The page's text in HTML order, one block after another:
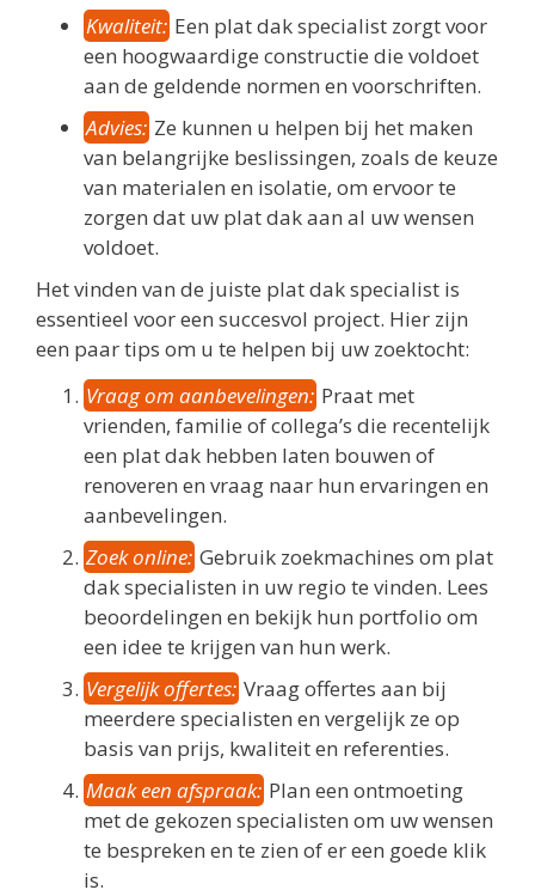
Kwaliteit: Een plat dak specialist zorgt voor
een hoogwaardige constructie die voldoet
aan de geldende normen en voorschriften.
Advies: Ze kunnen u helpen bij het maken
van belangrijke beslissingen, zoals de keuze
van materialen en isolatie, om ervoor te
zorgen dat uw plat dak aan al uw wensen
voldoet.
Het vinden van de juiste plat dak specialist is
essentieel voor een succesvol project. Hier zijn
een paar tips om u te helpen bij uw zoektocht:
Vraag om aanbevelingen: Praat met
vrienden, familie of collega’s die recentelijk
een plat dak hebben laten bouwen of
renoveren en vraag naar hun ervaringen en
aanbevelingen.
Zoek online: Gebruik zoekmachines om plat
dak specialisten in uw regio te vinden. Lees
beoordelingen en bekijk hun portfolio om
een idee te krijgen van hun werk.
Vergelijk offertes: Vraag offertes aan bij
meerdere specialisten en vergelijk ze op
basis van prijs, kwaliteit en referenties.
Maak een afspraak: Plan een ontmoeting
met de gekozen specialisten om uw wensen
te bespreken en te zien of er een goede klik
is.